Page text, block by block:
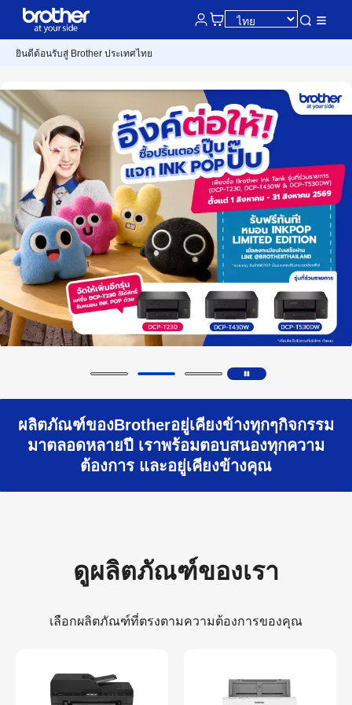
ยินดีต้อนรับสู่ Brother ประเทศไทย
ผลิตภัณฑ์ของBrotherอยู่เคียงข้างทุกๆกิจกรรม
มาตลอดหลายปี เราพร้อมตอบสนองทุกความ
ต้องการ และอยู่เคียงข้างคุณ
ดูผลิตภัณฑ์ของเรา
เลือกผลิตภัณฑ์ที่ตรงตามความต้องการของคุณ